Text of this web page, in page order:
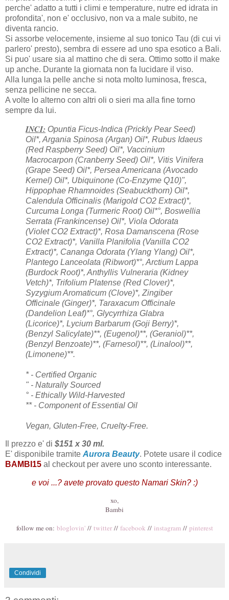
perche' adatto a tutti i climi e temperature, nutre ed idrata in
profondita', non e' occlusivo, non va a male subito, ne
diventa rancio.
Si assorbe velocemente, insieme al suo tonico Tau (di cui vi
parlero' presto), sembra di essere ad uno spa esotico a Bali.
Si puo' usare sia al mattino che di sera. Ottimo sotto il make
up anche. Durante la giornata non fa lucidare il viso.
Alla lunga la pelle anche si nota molto luminosa, fresca,
senza pellicine ne secca.
A volte lo alterno con altri oli o sieri ma alla fine torno
sempre da lui.
INCI: Opuntia Ficus-Indica (Prickly Pear Seed)
Oil*, Argania Spinosa (Argan) Oil*, Rubus Idaeus
(Red Raspberry Seed) Oil*, Vaccinium
Macrocarpon (Cranberry Seed) Oil*, Vitis Vinifera
(Grape Seed) Oil*, Persea Americana (Avocado
Kernel) Oil*, Ubiquinone (Co-Enzyme Q10)",
Hippophae Rhamnoides (Seabuckthorn) Oil*,
Calendula Officinalis (Marigold CO2 Extract)*,
Curcuma Longa (Turmeric Root) Oil*°, Boswellia
Serrata (Frankincense) Oil*, Viola Odorata
(Violet CO2 Extract)*, Rosa Damanscena (Rose
CO2 Extract)*, Vanilla Planifolia (Vanilla CO2
Extract)*, Cananga Odorata (Ylang Ylang) Oil*,
Plantego Lanceolata (Ribwort)*°, Arctium Lappa
(Burdock Root)*, Anthyllis Vulneraria (Kidney
Vetch)*, Trifolium Platense (Red Clover)*,
Syzygium Aromaticum (Clove)*, Zingiber
Officinale (Ginger)*, Taraxacum Officinale
(Dandelion Leaf)*°, Glycyrrhiza Glabra
(Licorice)*, Lycium Barbarum (Goji Berry)*,
(Benzyl Salicylate)**, (Eugenol)**, (Geraniol)**,
(Benzyl Benzoate)**, (Farnesol)**, (Linalool)**,
(Limonene)**.
* - Certified Organic
" - Naturally Sourced
° - Ethically Wild-Harvested
** - Component of Essential Oil
Vegan, Gluten-Free, Cruelty-Free.
Il prezzo e' di $151 x 30 ml.
E' disponibile tramite Aurora Beauty. Potete usare il codice
BAMBI15 al checkout per avere uno sconto interessante.
e voi ...? avete provato questo Namari Skin? :)
xo,
Bambi
follow me on: bloglovin'// twitter// facebook // instagram// pinterest
Condividi